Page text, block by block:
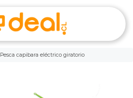
Pesca capibara eléctrico giratorio